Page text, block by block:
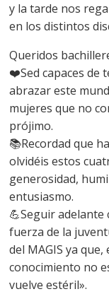
y la tarde nos
en los distintos
Queridos
❤️Sed capaces de
abrazar este
mujeres que no
prójimo.
📚Recordad que
olvidéis estos
generosidad,
entusiasmo.
💪Seguir adelante
fuerza de la
del MAGIS ya
conocimiento no
vuelve estéril».